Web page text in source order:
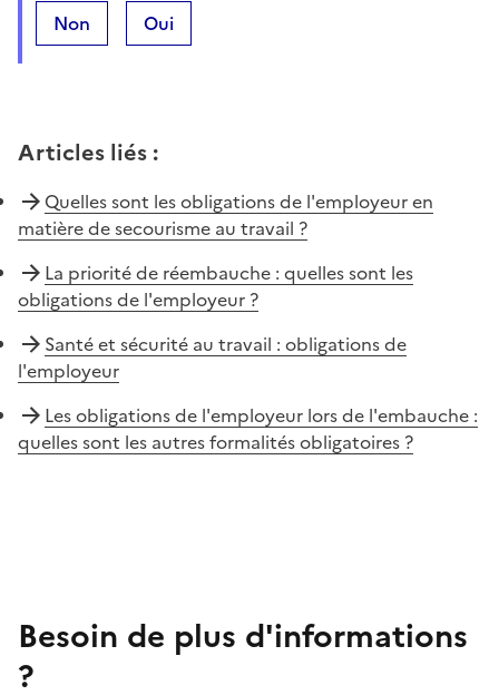
Non Oui
Articles liés :
Quelles sont les obligations de l'employeur en
matière de secourisme au travail ?
La priorité de réembauche : quelles sont les
obligations de l'employeur ?
Santé et sécurité au travail : obligations de
l'employeur
Les obligations de l'employeur lors de l'embauche :
quelles sont les autres formalités obligatoires ?
Besoin de plus d'informations
?